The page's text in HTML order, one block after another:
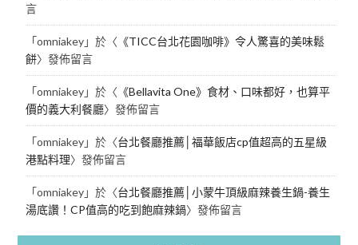
言
「omniakey」於〈 《TICC台北花園咖啡》令人驚喜的美味鬆
餅〉發佈留言
「omniakey」於〈 《Bellavita One》食材、口味都好，也算平
價的義大利餐廳〉發佈留言
「omniakey」於〈台北餐廳推薦│福華飯店cp值超高的五星級
港點料理〉發佈留言
「omniakey」於〈台北餐廳推薦│小蒙牛頂級麻辣養生鍋-養生
湯底讚！CP值高的吃到飽麻辣鍋〉發佈留言